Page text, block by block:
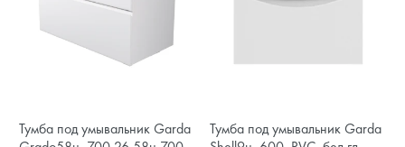
Тумба под умывальник Garda
Тумба под умывальник Garda